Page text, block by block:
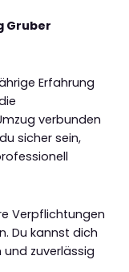
Gruber
Erfahrung
verbunden
sicher sein,
Verpflichtungen
Du kannst dich
zuverlässig